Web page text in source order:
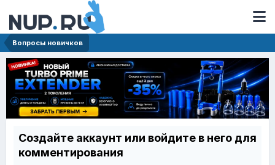
Вопросы новичков
Создайте аккаунт или войдите в него для
комментирования